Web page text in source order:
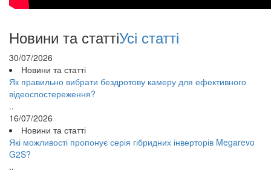
Новини та статтіУсі статті
30/07/2026
Новини та статті
Як правильно вибрати бездротову камеру для ефективного
відеоспостереження?
..
16/07/2026
Новини та статті
Які можливості пропонує серія гібридних інверторів Megarevo
G2S?
..